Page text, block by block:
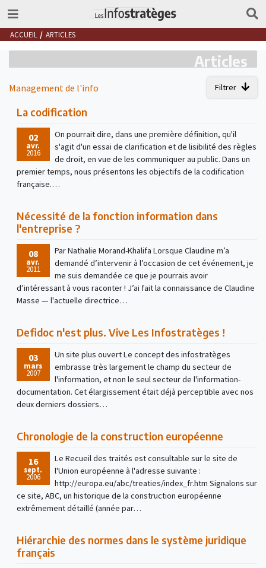
ACCUEIL ARTICLES
Articles
Management de l'info Filtrer
La codification
02
avr.
2016
On pourrait dire, dans une première définition, qu'il
s'agit d'un essai de clarification et de lisibilité des règles
de droit, en vue de les communiquer au public. Dans un
premier temps, nous présentons les objectifs de la codification
française.…
Nécessité de la fonction information dans
l'entreprise ?
08
avr.
2011
Par Nathalie Morand-Khalifa Lorsque Claudine m’a
demandé d’intervenir à l’occasion de cet événement, je
me suis demandée ce que je pourrais avoir
d’intéressant à vous raconter ! J’ai fait la connaissance de Claudine
Masse — l'actuelle directrice…
Defidoc n'est plus. Vive Les Infostratèges !
03
mars
2007
Un site plus ouvert Le concept des infostratèges
embrasse très largement le champ du secteur de
l'information, et non le seul secteur de l'information-
documentation. Cet élargissement était déjà perceptible avec nos
deux derniers dossiers…
Chronologie de la construction européenne
16
sept.
2006
Le Recueil des traités est consultable sur le site de
l'Union européenne à l'adresse suivante :
http://europa.eu/abc/treaties/index_fr.htm Signalons sur
ce site, ABC, un historique de la construction européenne
extrêmement détaillé (année par…
Hiérarchie des normes dans le système juridique
français